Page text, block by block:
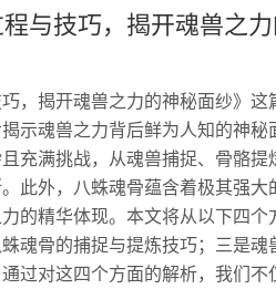
与技巧，揭开魂兽之力
，揭开魂兽之力的神秘面纱》
示魂兽之力背后鲜为人知的神
充满挑战，从魂兽捕捉、骨骼
此外，八蛛魂骨蕴含着极其强
的精华体现。本文将从以下四个
魂骨的捕捉与提炼技巧；三是
过对这四个方面的解析，我们